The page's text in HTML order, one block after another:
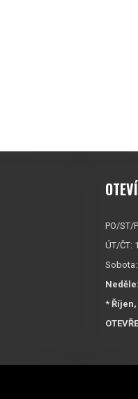
PO/ST/
ÚT/ČT:
Neděle:
*